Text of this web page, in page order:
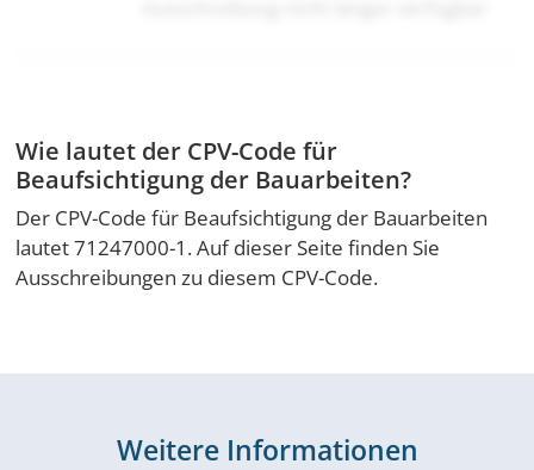
Wie lautet der CPV-Code für
Beaufsichtigung der Bauarbeiten?
Der CPV-Code für Beaufsichtigung der Bauarbeiten
lautet 71247000-1. Auf dieser Seite finden Sie
Ausschreibungen zu diesem CPV-Code.
Weitere Informationen